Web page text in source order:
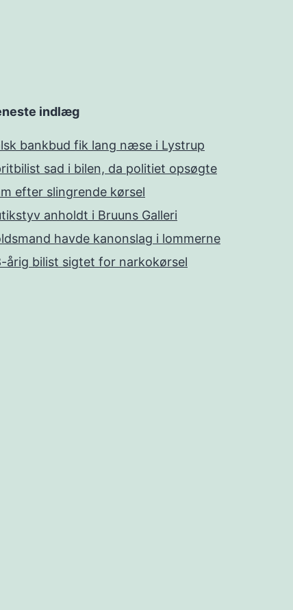
indlæg
bankbud fik lang næse i Lystrup
sad i bilen, da politiet opsøgte
efter slingrende kørsel
anholdt i Bruuns Galleri
havde kanonslag i lommerne
årig bilist sigtet for narkokørsel